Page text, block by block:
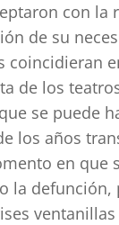
con la
de su
coincidieran
de los
se puede
los años
en que
la defunción,